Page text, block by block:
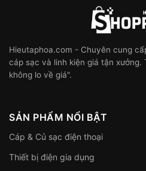
Hieutaphoa.com - Chuyên cung
cáp sạc và linh kiện giá tận xưởng.
không lo về giá".
SẢN PHẨM NỔI BẬT
Cáp & Củ sạc điện thoại
Thiết bị điện gia dụng